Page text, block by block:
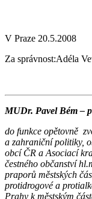
V Praze 20.5.2008
Za správnost:Adéla
MUDr. Pavel Bém –
do funkce opětovně
a zahraniční politiky,
obcí ČR a Asociací
čestného občanství
praporů městských
protidrogové a
Prahy k městským